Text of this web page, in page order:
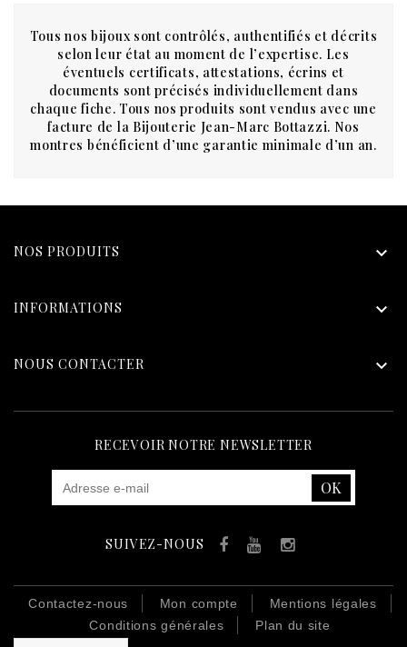
Tous nos bijoux sont contrôlés, authentifiés et décrits
selon leur état au moment de l’expertise. Les
éventuels certificats, attestations, écrins et
documents sont précisés individuellement dans
chaque fiche. Tous nos produits sont vendus avec une
facture de la Bijouterie Jean-Marc Bottazzi. Nos
montres bénéficient d’une garantie minimale d’un an.
NOS PRODUITS 
INFORMATIONS 
NOUS CONTACTER 
RECEVOIR NOTRE NEWSLETTER
SUIVEZ-NOUS Facebook
YouTubeInstagram
Contactez-nous Mon compte
Mentions légales
Conditions générales
Plan du site